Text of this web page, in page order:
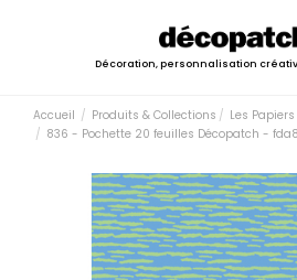
Décoration, personnalisation
Accueil Produits & Collections
Les
836 - Pochette 20 feuilles Décopatch -